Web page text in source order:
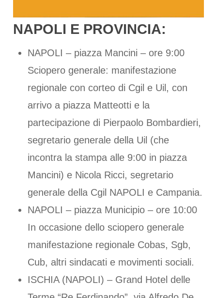
NAPOLI E PROVINCIA:
NAPOLI – piazza Mancini – ore 9:00
Sciopero generale: manifestazione
regionale con corteo di Cgil e Uil, con
arrivo a piazza Matteotti e la
partecipazione di Pierpaolo Bombardieri,
segretario generale della Uil (che
incontra la stampa alle 9:00 in piazza
Mancini) e Nicola Ricci, segretario
generale della Cgil NAPOLI e Campania.
NAPOLI – piazza Municipio – ore 10:00
In occasione dello sciopero generale
manifestazione regionale Cobas, Sgb,
Cub, altri sindacati e movimenti sociali.
ISCHIA (NAPOLI) – Grand Hotel delle